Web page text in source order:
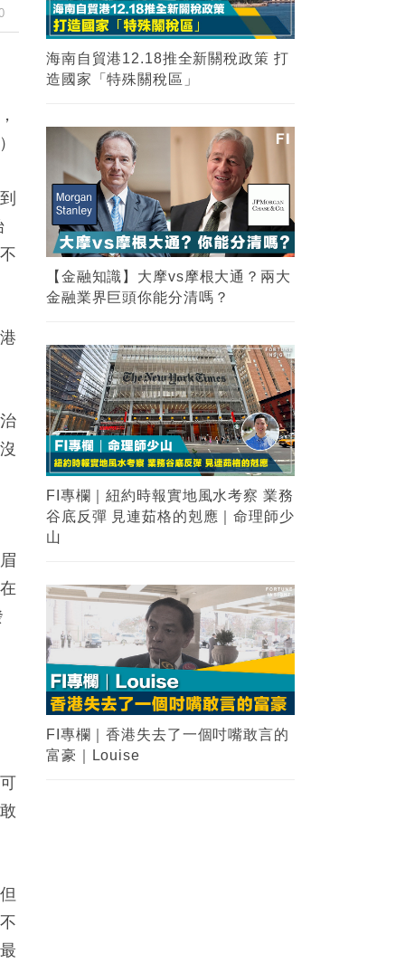
海南自貿港12.18推全新關稅政策 打
造國家「特殊關稅區」
【金融知識】大摩vs摩根大通？兩大
金融業界巨頭你能分清嗎？
FI專欄｜紐約時報實地風水考察 業務
谷底反彈 見連茹格的剋應｜命理師少
山
FI專欄｜香港失去了一個吋嘴敢言的
富豪｜Louise